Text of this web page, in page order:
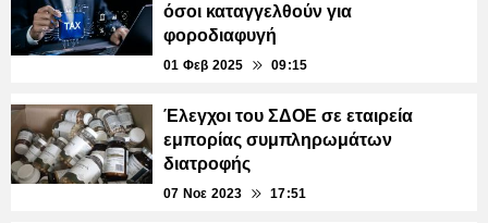
όσοι καταγγελθούν για
φοροδιαφυγή
01 Φεβ 2025 09:15
Έλεγχοι του ΣΔΟΕ σε εταιρεία
εμπορίας συμπληρωμάτων
διατροφής
07 Νοε 2023 17:51